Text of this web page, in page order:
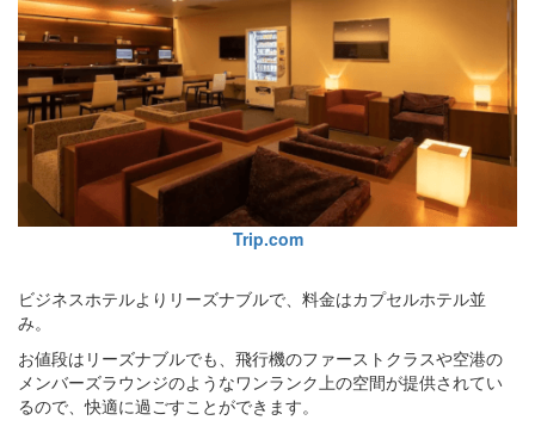
Trip.com
ビジネスホテルよりリーズナブルで、料金はカプセルホテル並
み。
お値段はリーズナブルでも、飛行機のファーストクラスや空港の
メンバーズラウンジのようなワンランク上の空間が提供されてい
るので、快適に過ごすことができます。